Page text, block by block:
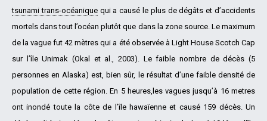
tsunami trans-océaniquequi a causé le plus de dégâts et d’accidents
mortels dans tout l’océan plutôt que dans la zone source. Le maximum
de la vague fut 42 mètres qui a été observée à Light House Scotch Cap
sur l’île Unimak (Okal et al., 2003). Le faible nombre de décès (5
personnes en Alaska) est, bien sûr, le résultat d’une faible densité de
population de cette région. En 5 heures,les vagues jusqu’à 16 metres
ont inondé toute la côte de l’île hawaïenne et causé 159 décès. Un